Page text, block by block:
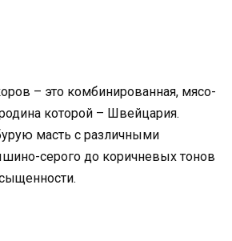
– это комбинированная, мясо-
которой – Швейцария.
масть с различными
серого до коричневых тонов